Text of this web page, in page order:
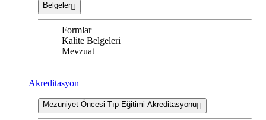
Belgeler
Formlar
Kalite Belgeleri
Mevzuat
Akreditasyon
Mezuniyet Öncesi Tıp Eğitimi Akreditasyonu